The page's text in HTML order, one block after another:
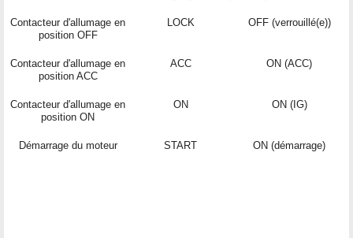
Contacteur d'allumage en
position OFF
LOCK OFF (verrouillé(e))
Contacteur d'allumage en
position ACC
ACC ON (ACC)
Contacteur d'allumage en
position ON
ON ON (IG)
Démarrage du moteur START ON (démarrage)